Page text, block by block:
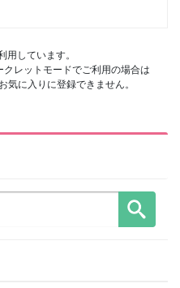
用しています。
レットモードでご利用の場合は
に入りに登録できません。